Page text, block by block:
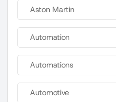
Aston Martin
Automation
Automations
Automotive